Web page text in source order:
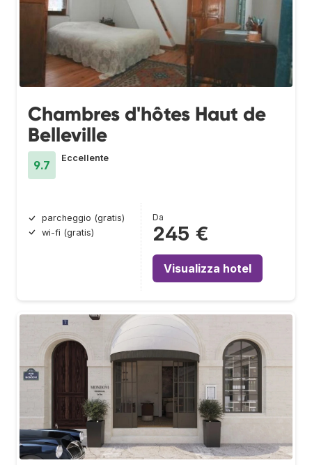
Chambres d'hôtes Haut de
Belleville
9.7
Eccellente
parcheggio (gratis)
wi-fi (gratis)
Da
245 €
Visualizza hotel